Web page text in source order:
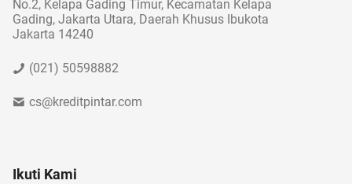
No.2, Kelapa Gading Timur, Kecamatan Kelapa
Gading, Jakarta Utara, Daerah Khusus Ibukota
Jakarta 14240
(021) 50598882
cs@kreditpintar.com
Ikuti Kami